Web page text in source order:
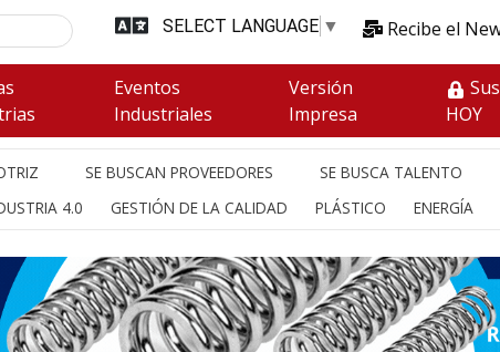
SELECT LANGUAGE ▼ Recibe el
Eventos
Industriales
Versión
Impresa
HOY
SE BUSCAN PROVEEDORES SE BUSCA TALENTO
4.0 GESTIÓN DE LA CALIDAD PLÁSTICO ENERGÍA